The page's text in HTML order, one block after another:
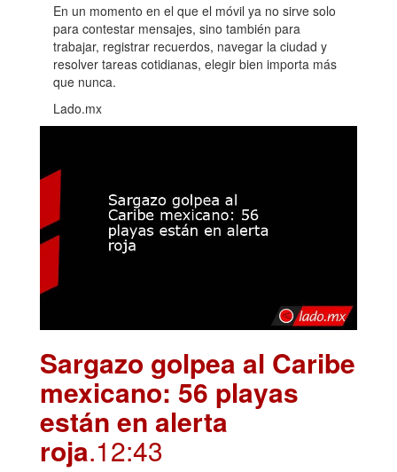
En un momento en el que el móvil ya no sirve solo
para contestar mensajes, sino también para
trabajar, registrar recuerdos, navegar la ciudad y
resolver tareas cotidianas, elegir bien importa más
que nunca.
Lado.mx
Sargazo golpea al Caribe
mexicano: 56 playas
están en alerta
roja.12:43